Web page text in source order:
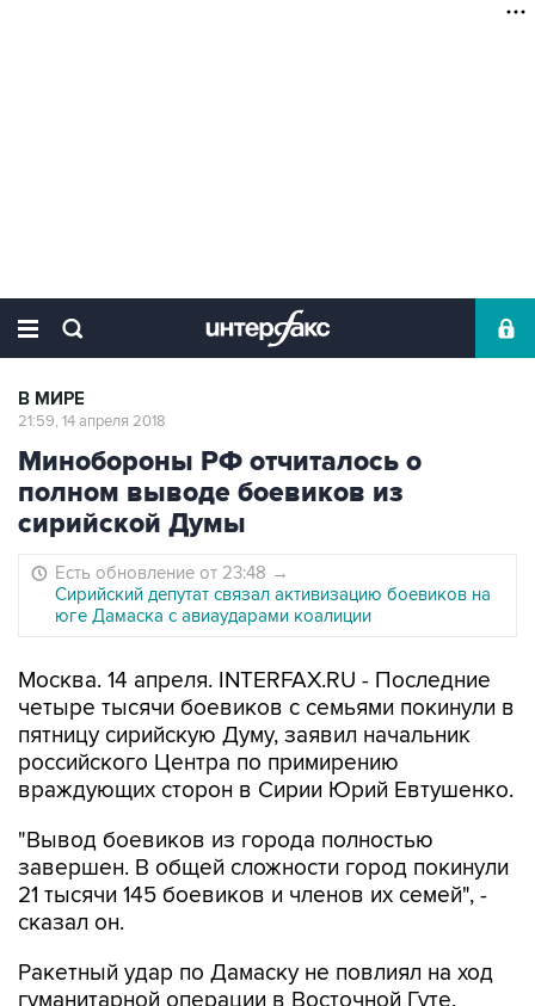
В МИРЕ
21:59, 14 апреля 2018
Минобороны РФ отчиталось о
полном выводе боевиков из
сирийской Думы
Есть обновление от 23:48 →
Сирийский депутат связал активизацию боевиков на
юге Дамаска с авиаударами коалиции
Москва. 14 апреля. INTERFAX.RU - Последние
четыре тысячи боевиков с семьями покинули в
пятницу сирийскую Думу, заявил начальник
российского Центра по примирению
враждующих сторон в Сирии Юрий Евтушенко.
"Вывод боевиков из города полностью
завершен. В общей сложности город покинули
21 тысячи 145 боевиков и членов их семей", -
сказал он.
Ракетный удар по Дамаску не повлиял на ход